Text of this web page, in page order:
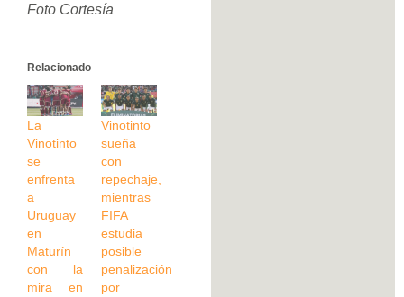
Foto Cortesía
Relacionado
La
Vinotinto
se
enfrenta
a
Uruguay
en
Maturín
con la
mira en
Vinotinto
sueña
con
repechaje,
mientras
FIFA
estudia
posible
penalización
por